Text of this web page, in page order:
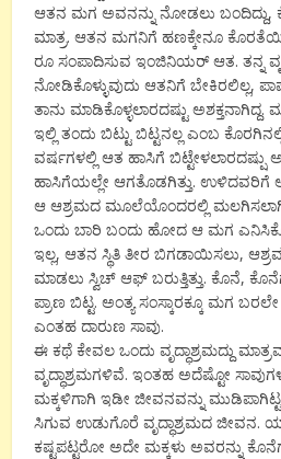
ಆತನ ಮಗ ಅವನನ್ನು ನೋಡಲು
ಮಾತ್ರ. ಆತನ ಮಗನಿಗೆ ಹಣಕ್ಕೇನೂ
ರೂ ಸಂಪಾದಿಸುವ ಇಂಜಿನಿಯರ್ ಆತ. ತನ್ನ
ನೋಡಿಕೊಳ್ಳುವುದು ಆತನಿಗೆ ಬೇಕಿರಲಿಲ್ಲ, ಪಾಪ
ತಾನು ಮಾಡಿಕೊಳ್ಳಲಾರದಷ್ಟು ಅಶಕ್ತನಾಗಿದ್ದ.
ಇಲ್ಲಿ ತಂದು ಬಿಟ್ಟು ಬಿಟ್ಟನಲ್ಲ ಎಂಬ
ವರ್ಷಗಳಲ್ಲಿ ಆತ ಹಾಸಿಗೆ ಬಿಟ್ಟೇಳಲಾರದಷ್ಷು
ಹಾಸಿಗೆಯಲ್ಲೇ ಆಗತೊಡಗಿತ್ತು. ಉಳಿದವರಿಗೆ
ಆ ಆಶ್ರಮದ ಮೂಲೆಯೊಂದರಲ್ಲಿ
ಒಂದು ಬಾರಿ ಬಂದು ಹೋದ ಆ ಮಗ
ಇಲ್ಲ, ಆತನ ಸ್ಥಿತಿ ತೀರ ಬಿಗಡಾಯಿಸಲು,
ಮಾಡಲು ಸ್ವಿಚ್ ಆಫ್ ಬರುತ್ತಿತ್ತು. ಕೊನೆ,
ಪ್ರಾಣ ಬಿಟ್ಟ. ಅಂತ್ಯ ಸಂಸ್ಕಾರಕ್ಕೂ ಮಗ
ಎಂತಹ ದಾರುಣ ಸಾವು.
ಈ ಕಥೆ ಕೇವಲ ಒಂದು ವೃದ್ಧಾಶ್ರಮದ್ದು
ವೃದ್ಧಾಶ್ರಮಗಳಿವೆ. ಇಂತಹ ಅದೆಷ್ಟೋ
ಮಕ್ಕಳಿಗಾಗಿ ಇಡೀ ಜೀವನವನ್ನು
ಸಿಗುವ ಉಡುಗೊರೆ ವೃದ್ಧಾಶ್ರಮದ ಜೀವನ.
ಕಷ್ಟಪಟ್ಟರೋ ಅದೇ ಮಕ್ಕಳು ಅವರನ್ನು